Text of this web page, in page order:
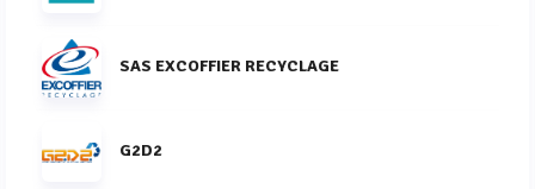
SAS EXCOFFIER RECYCLAGE
G2D2